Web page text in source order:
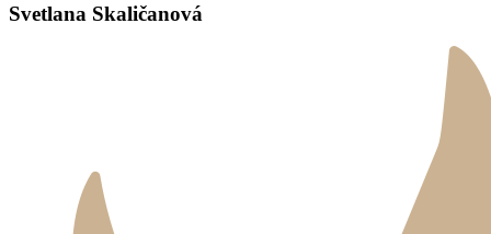
Svetlana Skaličanová